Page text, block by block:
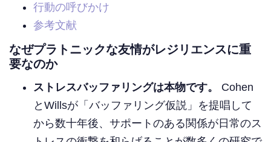
行動の呼びかけ
参考文献
なぜプラトニックな友情がレジリエンスに重
要なのか
ストレスバッファリングは本物です。
Cohen
とWillsが「バッファリング仮説」を提唱して
から数十年後、サポートのある関係が日常のス